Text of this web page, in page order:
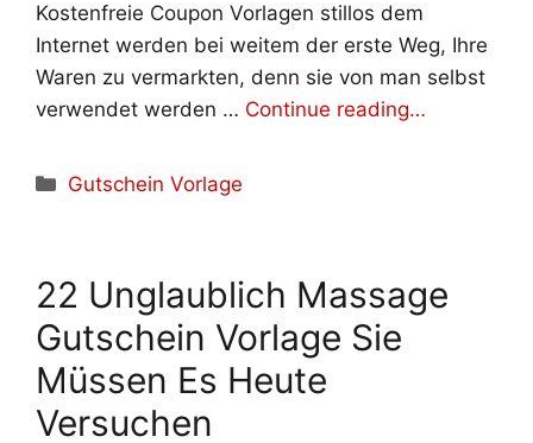
Kostenfreie Coupon Vorlagen stillos dem
Internet werden bei weitem der erste Weg, Ihre
Waren zu vermarkten, denn sie von man selbst
verwendet werden … Continue reading…
Kategorien
Gutschein Vorlage
22 Unglaublich Massage
Gutschein Vorlage Sie
Müssen Es Heute
Versuchen